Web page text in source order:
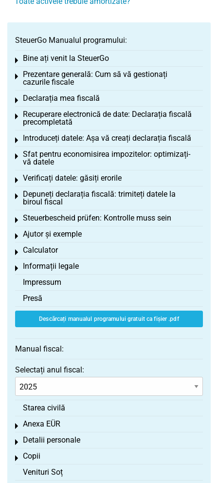
SteuerGo Manualul programului:
Bine ați venit la SteuerGo
Toggle menu
Prezentare generală: Cum să vă gestionați
cazurile fiscale
Toggle menu
Declarația mea fiscală
Toggle menu
Recuperare electronică de date: Declarația fiscală
precompletată
Toggle menu
Introduceți datele: Așa vă creați declarația fiscală
Toggle menu
Sfat pentru economisirea impozitelor: optimizați-
vă datele
Toggle menu
Verificați datele: găsiți erorile
Toggle menu
Depuneți declarația fiscală: trimiteți datele la
biroul fiscal
Toggle menu
Steuerbescheid prüfen: Kontrolle muss sein
Toggle menu
Ajutor și exemple
Toggle menu
Calculator
Toggle menu
Informații legale
Toggle menu
Impressum
Presă
Descărcați manualul programului gratuit ca fișier .pdf
Manual fiscal:
Selectați anul fiscal:
Starea civilă
Anexa EÜR
Toggle menu
Detalii personale
Toggle menu
Copii
Toggle menu
Venituri Soț